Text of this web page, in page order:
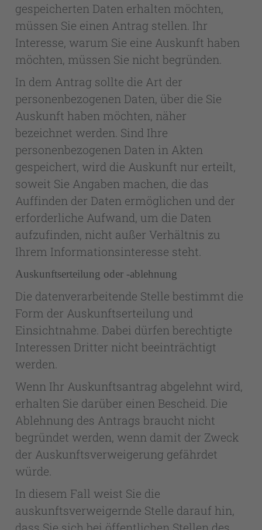
gespeicherten Daten erhalten möchten,
müssen Sie einen Antrag stellen. Ihr
Interesse, warum Sie eine Auskunft haben
möchten, müssen Sie nicht begründen.
In dem Antrag sollte die Art der
personenbezogenen Daten, über die Sie
Auskunft haben möchten, näher
bezeichnet werden. Sind Ihre
personenbezogenen Daten in Akten
gespeichert, wird die Auskunft nur erteilt,
soweit Sie Angaben machen, die das
Auffinden der Daten ermöglichen und der
erforderliche Aufwand, um die Daten
aufzufinden, nicht außer Verhältnis zu
Ihrem Informationsinteresse steht.
Auskunftserteilung oder -ablehnung
Die datenverarbeitende Stelle bestimmt die
Form der Auskunftserteilung und
Einsichtnahme. Dabei dürfen berechtigte
Interessen Dritter nicht beeinträchtigt
werden.
Wenn Ihr Auskunftsantrag abgelehnt wird,
erhalten Sie darüber einen Bescheid. Die
Ablehnung des Antrags braucht nicht
begründet werden, wenn damit der Zweck
der Auskunftsverweigerung gefährdet
würde.
In diesem Fall weist Sie die
auskunftsverweigernde Stelle darauf hin,